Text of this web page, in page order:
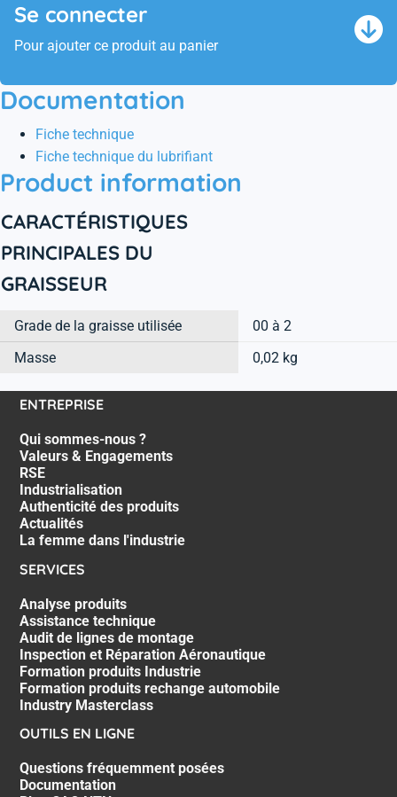
Se connecter
Pour ajouter ce produit au panier
Documentation
Fiche technique
Fiche technique du lubrifiant
Product information
CARACTÉRISTIQUES
PRINCIPALES DU
GRAISSEUR
Grade de la graisse utilisée
00 à 2
Masse
0,02 kg
ENTREPRISE
Qui sommes-nous ?
Valeurs & Engagements
RSE
Industrialisation
Authenticité des produits
Actualités
La femme dans l'industrie
SERVICES
Analyse produits
Assistance technique
Audit de lignes de montage
Inspection et Réparation Aéronautique
Formation produits Industrie
Formation produits rechange automobile
Industry Masterclass
OUTILS EN LIGNE
Questions fréquemment posées
Documentation